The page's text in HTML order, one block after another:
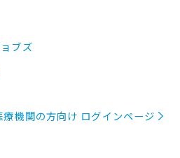
ブズ
療機関の方向け ログインページ